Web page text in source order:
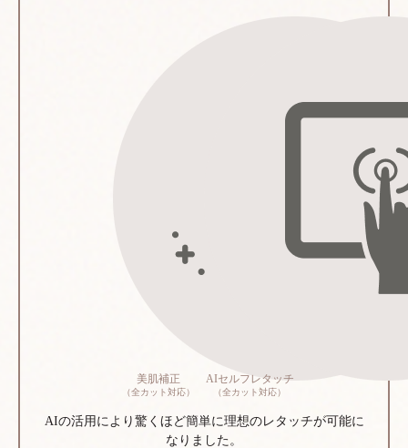
美肌補正
（全カット対応）
AIセルフレタッチ
（全カット対応）
AIの活用により驚くほど簡単に理想のレタッチが可能に
なりました。